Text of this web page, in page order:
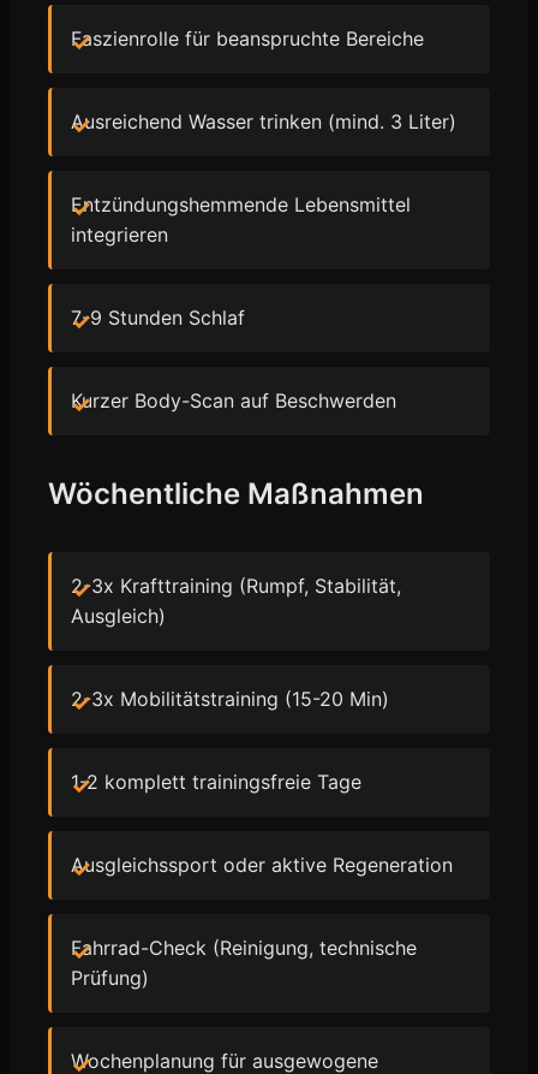
Faszienrolle für beanspruchte Bereiche
Ausreichend Wasser trinken (mind. 3 Liter)
Entzündungshemmende Lebensmittel
integrieren
7-9 Stunden Schlaf
Kurzer Body-Scan auf Beschwerden
Wöchentliche Maßnahmen
2-3x Krafttraining (Rumpf, Stabilität,
Ausgleich)
2-3x Mobilitätstraining (15-20 Min)
1-2 komplett trainingsfreie Tage
Ausgleichssport oder aktive Regeneration
Fahrrad-Check (Reinigung, technische
Prüfung)
Wochenplanung für ausgewogene